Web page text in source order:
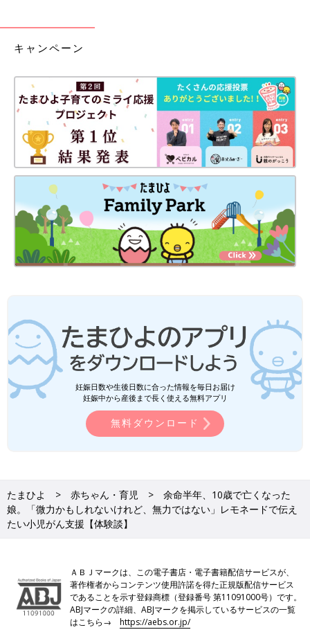
キャンペーン
妊娠日数や生後日数に合った情報を毎日お届け
妊娠中から産後まで長く使える無料アプリ
無料ダウンロード
たまひよ 赤ちゃん・育児
余命半年、10歳で亡くなった
娘。「微力かもしれないけれど、無力ではない」レモネードで伝え
たい小児がん支援【体験談】
ＡＢＪマークは、この電子書店・電子書籍配信サービスが、
著作権者からコンテンツ使用許諾を得た正規版配信サービス
であることを示す登録商標（登録番号 第11091000号）です。
ABJマークの詳細、ABJマークを掲示しているサービスの一覧
はこちら→https://aebs.or.jp/